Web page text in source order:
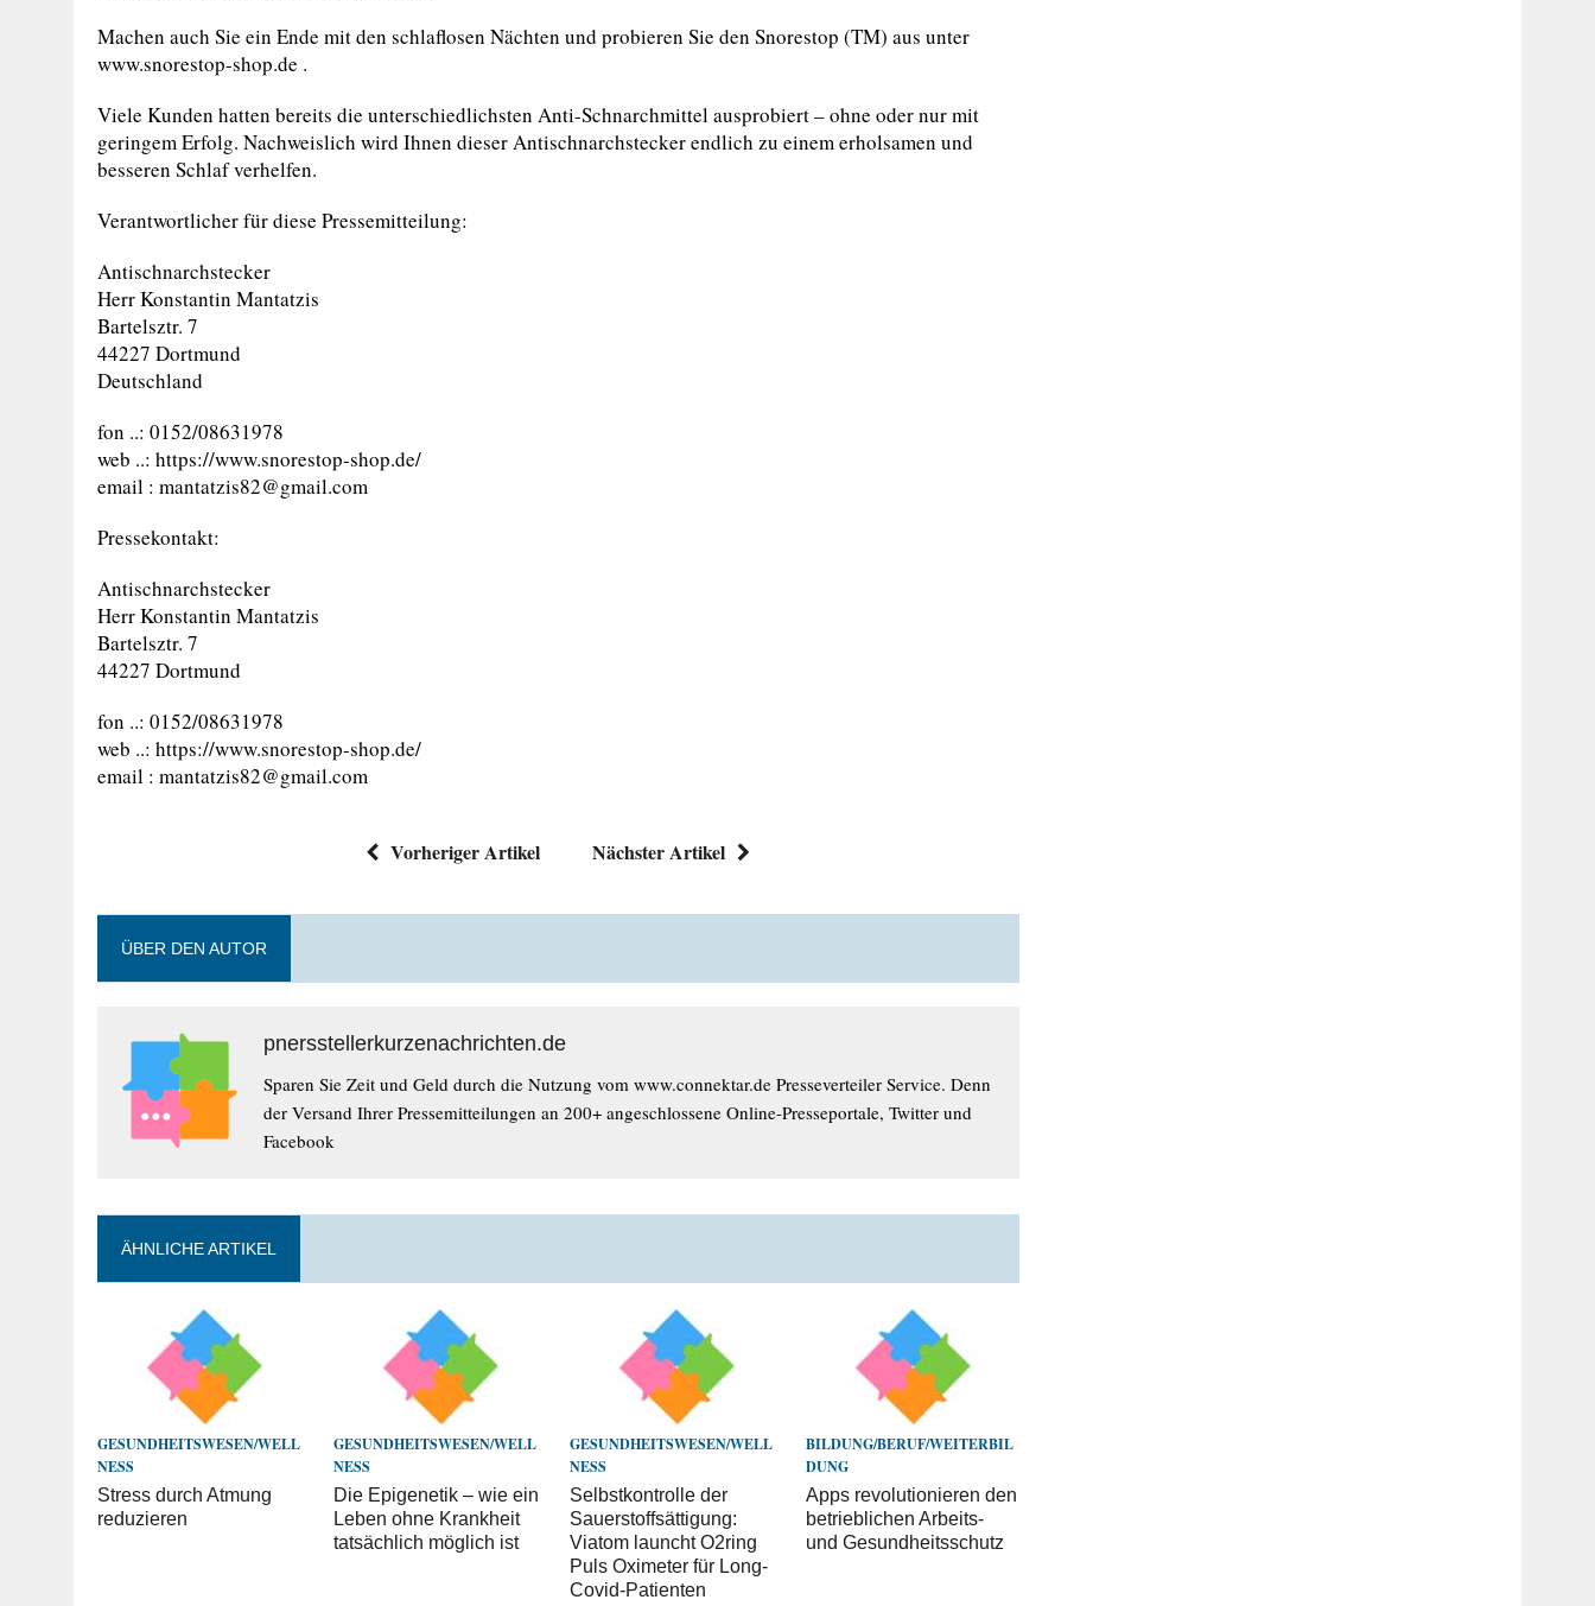
Machen auch Sie ein Ende mit den schlaflosen Nächten und probieren Sie den Snorestop (TM) aus unter
www.snorestop-shop.de .
Viele Kunden hatten bereits die unterschiedlichsten Anti-Schnarchmittel ausprobiert – ohne oder nur mit
geringem Erfolg. Nachweislich wird Ihnen dieser Antischnarchstecker endlich zu einem erholsamen und
besseren Schlaf verhelfen.
Verantwortlicher für diese Pressemitteilung:
Antischnarchstecker
Herr Konstantin Mantatzis
Bartelsztr. 7
44227 Dortmund
Deutschland
fon ..: 0152/08631978
web ..: https://www.snorestop-shop.de/
email : mantatzis82@gmail.com
Pressekontakt:
Antischnarchstecker
Herr Konstantin Mantatzis
Bartelsztr. 7
44227 Dortmund
fon ..: 0152/08631978
web ..: https://www.snorestop-shop.de/
email : mantatzis82@gmail.com
Vorheriger Artikel Nächster Artikel
ÜBER DEN AUTOR
pnersstellerkurzenachrichten.de
Sparen Sie Zeit und Geld durch die Nutzung vom www.connektar.de Presseverteiler Service. Denn
der Versand Ihrer Pressemitteilungen an 200+ angeschlossene Online-Presseportale, Twitter und
Facebook
ÄHNLICHE ARTIKEL
GESUNDHEITSWESEN/WELL
NESS
Stress durch Atmung
reduzieren
GESUNDHEITSWESEN/WELL
NESS
Die Epigenetik – wie ein
Leben ohne Krankheit
tatsächlich möglich ist
GESUNDHEITSWESEN/WELL
NESS
Selbstkontrolle der
Sauerstoffsättigung:
Viatom launcht O2ring
Puls Oximeter für Long-
Covid-Patienten
BILDUNG/BERUF/WEITERBIL
DUNG
Apps revolutionieren den
betrieblichen Arbeits-
und Gesundheitsschutz